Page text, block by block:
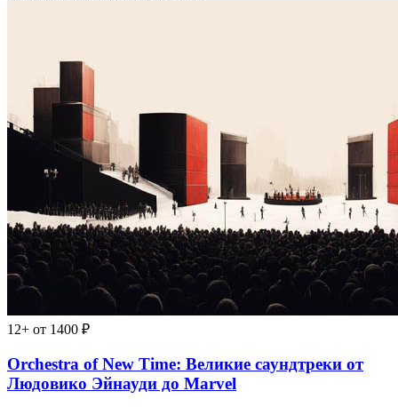
12+ от 1400 ₽
Orchestra of New Time: Великие саундтреки от
Людовико Эйнауди до Marvel